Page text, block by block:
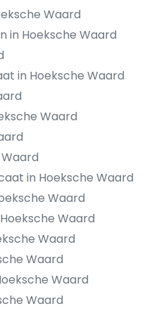
Waard
in Hoeksche Waard
in Hoeksche Waard
Waard
in Hoeksche Waard
Waard
Waard
Waard
Waard
Waard
Waard